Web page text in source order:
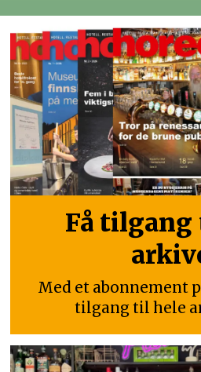
Få
Med et abonnement
tilgang til hele